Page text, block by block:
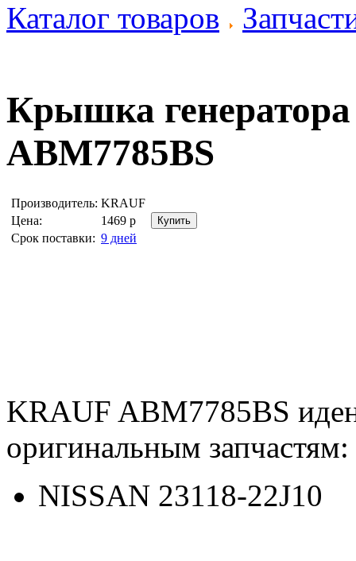
Каталог товаров
Крышка
ABM7785BS
Производитель: KRAUF
Цена:
1469 р
Срок поставки: 9 дней
KRAUF ABM7785BS
оригинальным запчастям:
NISSAN 23118-22J10